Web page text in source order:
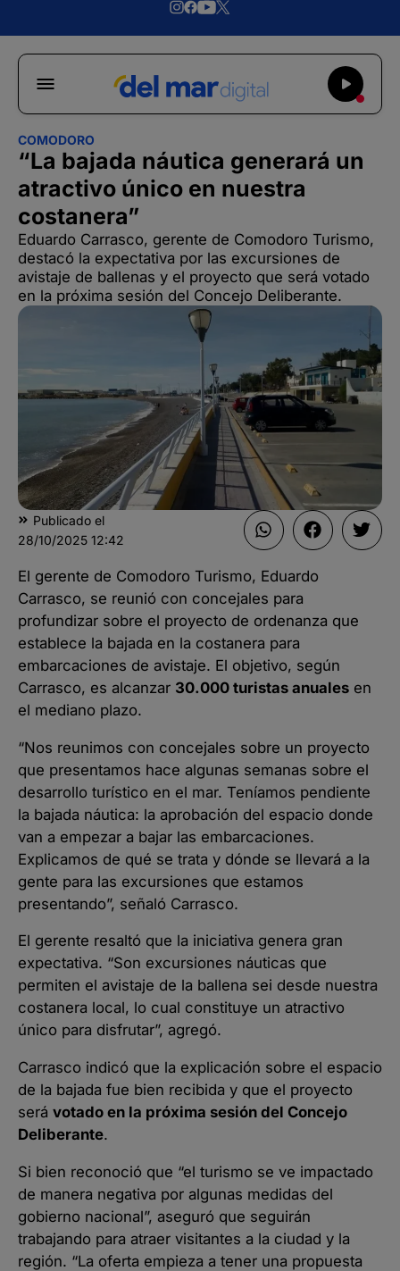
COMODORO
“La bajada náutica generará un
atractivo único en nuestra
costanera”
Eduardo Carrasco, gerente de Comodoro Turismo,
destacó la expectativa por las excursiones de
avistaje de ballenas y el proyecto que será votado
en la próxima sesión del Concejo Deliberante.
Publicado el
28/10/2025 12:42
El gerente de Comodoro Turismo, Eduardo
Carrasco, se reunió con concejales para
profundizar sobre el proyecto de ordenanza que
establece la bajada en la costanera para
embarcaciones de avistaje. El objetivo, según
Carrasco, es alcanzar 30.000 turistas anuales en
el mediano plazo.
“Nos reunimos con concejales sobre un proyecto
que presentamos hace algunas semanas sobre el
desarrollo turístico en el mar. Teníamos pendiente
la bajada náutica: la aprobación del espacio donde
van a empezar a bajar las embarcaciones.
Explicamos de qué se trata y dónde se llevará a la
gente para las excursiones que estamos
presentando”, señaló Carrasco.
El gerente resaltó que la iniciativa genera gran
expectativa. “Son excursiones náuticas que
permiten el avistaje de la ballena sei desde nuestra
costanera local, lo cual constituye un atractivo
único para disfrutar”, agregó.
Carrasco indicó que la explicación sobre el espacio
de la bajada fue bien recibida y que el proyecto
será votado en la próxima sesión del Concejo
Deliberante.
Si bien reconoció que “el turismo se ve impactado
de manera negativa por algunas medidas del
gobierno nacional”, aseguró que seguirán
trabajando para atraer visitantes a la ciudad y la
región. “La oferta empieza a tener una propuesta